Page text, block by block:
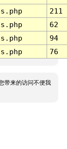
211
62
94
76
带来的访问不便我